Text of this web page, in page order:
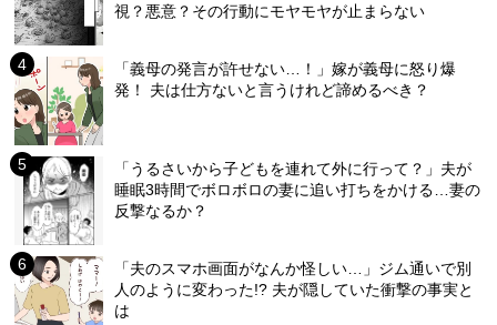
視？悪意？その行動にモヤモヤが止まらない
「義母の発言が許せない…！」嫁が義母に怒り爆
発！ 夫は仕方ないと言うけれど諦めるべき？
「うるさいから子どもを連れて外に行って？」夫が
睡眠3時間でボロボロの妻に追い打ちをかける…妻の
反撃なるか？
「夫のスマホ画面がなんか怪しい…」ジム通いで別
人のように変わった!? 夫が隠していた衝撃の事実と
は